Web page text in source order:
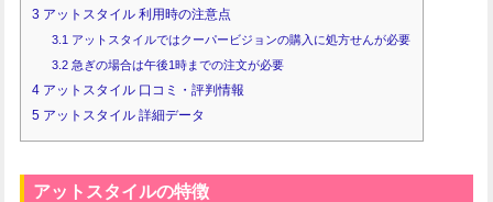
3 アットスタイル 利用時の注意点
3.1 アットスタイルではクーパービジョンの購入に処方せんが必要
3.2 急ぎの場合は午後1時までの注文が必要
4アットスタイル 口コミ・評判情報
5アットスタイル 詳細データ
アットスタイルの特徴